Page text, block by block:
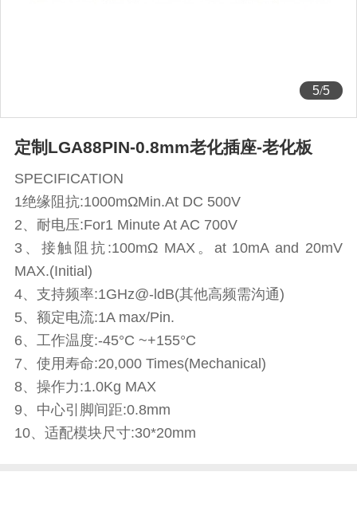
5/5
定制LGA88PIN-0.8mm老化插座-老化板
SPECIFICATION
1绝缘阻抗:1000mΩMin.At DC 500V
2、耐电压:For1 Minute At AC 700V
3、接触阻抗:100mΩ MAX。at 10mA and 20mV
MAX.(Initial)
4、支持频率:1GHz@-ldB(其他高频需沟通)
5、额定电流:1A max/Pin.
6、工作温度:-45°C ~+155°C
7、使用寿命:20,000 Times(Mechanical)
8、操作力:1.0Kg MAX
9、中心引脚间距:0.8mm
10、适配模块尺寸:30*20mm